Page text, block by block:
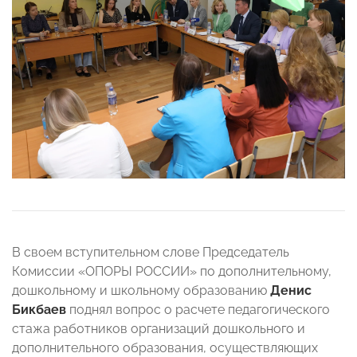
В своем вступительном слове Председатель
Комиссии «ОПОРЫ РОССИИ» по дополнительному,
дошкольному и школьному образованию Денис
Бикбаев поднял вопрос о расчете педагогического
стажа работников организаций дошкольного и
дополнительного образования, осуществляющих